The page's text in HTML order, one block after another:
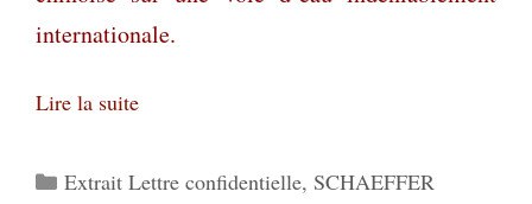
internationale.
Lire la suite
Catégories
Extrait Lettre confidentielle, SCHAEFFER